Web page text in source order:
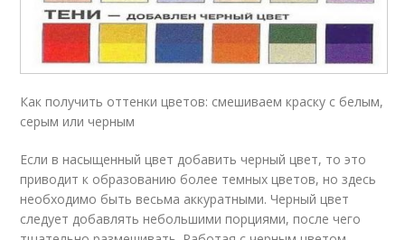
Как получить оттенки цветов: смешиваем краску с белым,
серым или черным
Если в насыщенный цвет добавить черный цвет, то это
приводит к образованию более темных цветов, но здесь
необходимо быть весьма аккуратными. Черный цвет
следует добавлять небольшими порциями, после чего